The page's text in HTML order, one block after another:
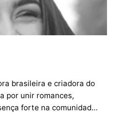
brasileira e criadora do
por unir romances,
forte na comunidade